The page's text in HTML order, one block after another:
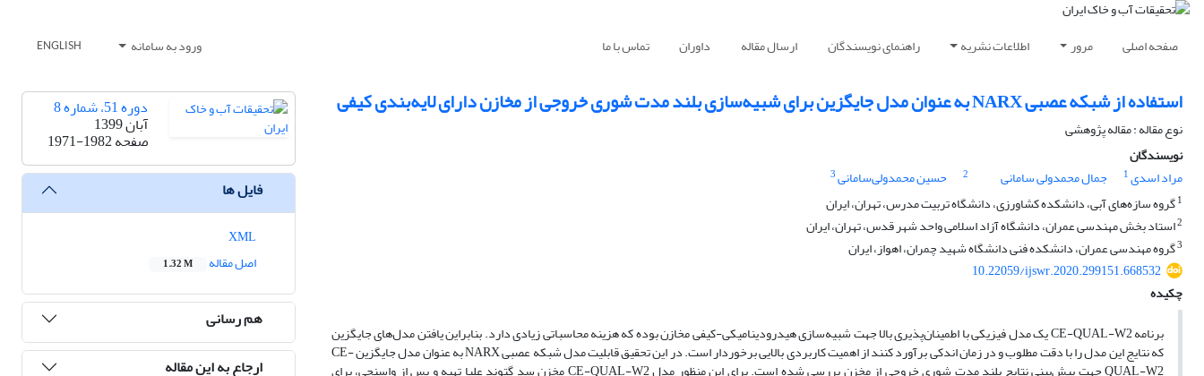
صفحه اصلی مرور اطلاعات نشریه راهنمای نویسندگان ارسال مقاله داوران تماس با ما ورود به سامانه ENGLISH
استفاده از شبکه عصبی NARX به عنوان مدل جایگزین برای شبیه‌سازی بلند مدت شوری خروجی از مخازن دارای لایه‌بندی کیفی
نوع مقاله : مقاله پژوهشی
نویسندگان
مراد اسدی1 جمال محمدولی سامانی 2 حسین محمدولی‌سامانی3
1گروه سازه‌های آبی، دانشکده کشاورزی، دانشگاه تربیت مدرس، تهران، ایران
2استاد بخش مهندسی عمران، دانشگاه آزاد اسلامی واحد شهر قدس، تهران، ایران
3گروه مهندسی عمران، دانشکده فنی دانشگاه شهید چمران، اهواز، ایران
10.22059/ijswr.2020.299151.668532
چکیده
برنامه CE-QUAL-W2 یک مدل فیزیکی با اطمینان‌پذیری بالا جهت شبیه‌سازی هیدرودینامیکی-کیفی مخازن بوده که هزینه محاسباتی زیادی دارد. بنابراین یافتن مدل‌های جایگزین
که نتایج این مدل را با دقت مطلوب و در زمان اندکی برآورد کنند از اهمیت کاربردی بالایی برخوردار است. در این تحقیق قابلیت مدل شبکه عصبی NARX به عنوان مدل جایگزین CE-
دوره 51، شماره 8
آبان 1399
صفحه1971-1982
فایل ها
اصل مقاله
1.32 M
هم رسانی
ارجاع به این مقاله